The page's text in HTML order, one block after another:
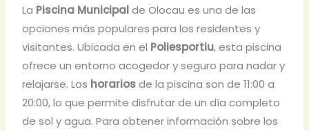
La Piscina Municipalde Olocau es una de las
opciones más populares para los residentes y
visitantes. Ubicada en el Poliesportiu, esta piscina
ofrece un entorno acogedor y seguro para nadar y
relajarse. Los horariosde la piscina son de 11:00 a
20:00, lo que permite disfrutar de un día completo
de sol y agua. Para obtener información sobre los